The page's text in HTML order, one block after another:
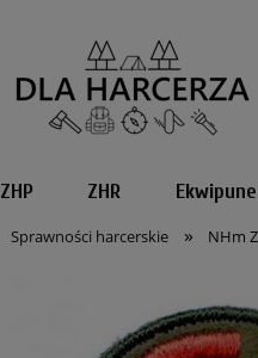
ZHP ZHR
Sprawności harcerskie » NHm